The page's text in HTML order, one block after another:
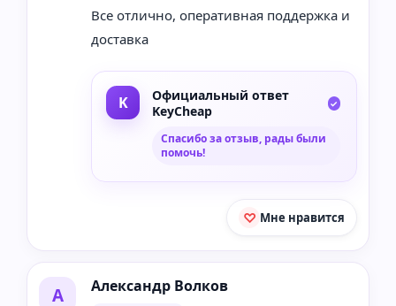
Все отлично, оперативная поддержка и
доставка
Официальный ответ
KeyCheap
Спасибо за отзыв, рады были
помочь!
Мне нравится
А Александр Волков